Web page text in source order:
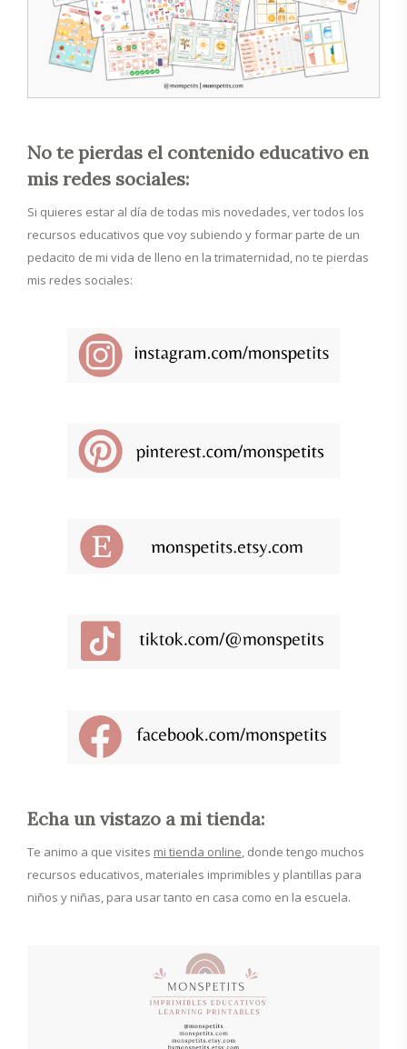
No te pierdas el contenido educativo en
mis redes sociales:
Si quieres estar al día de todas mis novedades, ver todos los
recursos educativos que voy subiendo y formar parte de un
pedacito de mi vida de lleno en la trimaternidad, no te pierdas
mis redes sociales:
Echa un vistazo a mi tienda:
Te animo a que visites mi tienda online, donde tengo muchos
recursos educativos, materiales imprimibles y plantillas para
niños y niñas, para usar tanto en casa como en la escuela.